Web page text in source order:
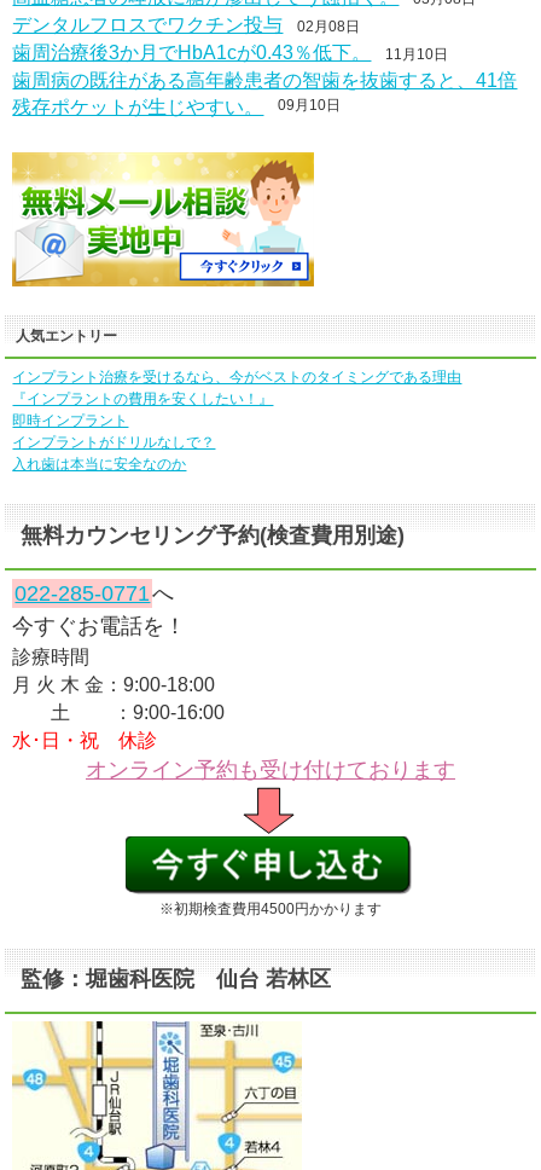
デンタルフロスでワクチン投与 02月08日
歯周治療後3か月でHbA1cが0.43％低下。 11月10日
歯周病の既往がある高年齢患者の智歯を抜歯すると、41倍
残存ポケットが生じやすい。 09月10日
人気エントリー
インプラント治療を受けるなら、今がベストのタイミングである理由
『インプラントの費用を安くしたい！』
即時インプラント
インプラントがドリルなしで？
入れ歯は本当に安全なのか
無料カウンセリング予約(検査費用別途)
022-285-0771へ
今すぐお電話を！
診療時間
月 火 木 金：9:00-18:00
土 ：9:00-16:00
水･日・祝 休診
オンライン予約も受け付けております
※初期検査費用4500円かかります
監修：堀歯科医院 仙台 若林区